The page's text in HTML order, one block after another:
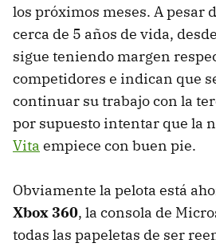
los próximos meses. A pesar
cerca de 5 años de vida,
sigue teniendo margen
competidores e indican que
continuar su trabajo con la
por supuesto intentar que la
Vita empiece con buen pie.
Obviamente la pelota está
Xbox 360, la consola de
todas las papeletas de ser